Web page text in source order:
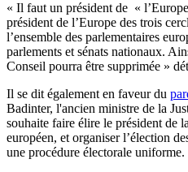
« Il faut un président de «
président de l’Europe des trois
l’ensemble des parlementaires
parlements et sénats nationaux.
Conseil pourra être supprimée »
Il se dit également en faveur du
Badinter, l'ancien ministre de la
souhaite faire élire le président de
européen, et organiser l’élection
une procédure électorale uniforme.